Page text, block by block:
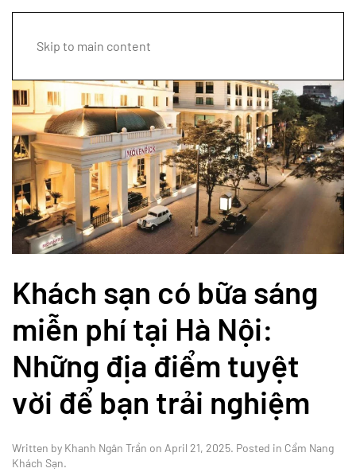
Skip to main content
Khách sạn có bữa sáng
miễn phí tại Hà Nội:
Những địa điểm tuyệt
vời để bạn trải nghiệm
Written by Khanh Ngân Trần on April 21, 2025. Posted in Cẩm Nang
Khách Sạn.